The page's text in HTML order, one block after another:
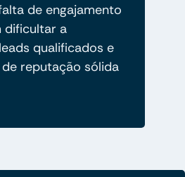
de engajamento
dificultar a
qualificados e
reputação sólida